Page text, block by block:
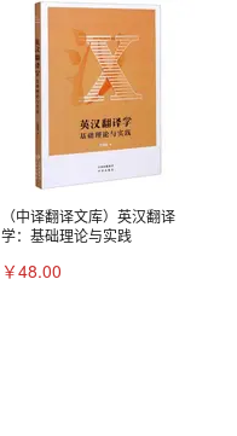
（中译翻译文库）英汉翻译
学：基础理论与实践
￥48.00